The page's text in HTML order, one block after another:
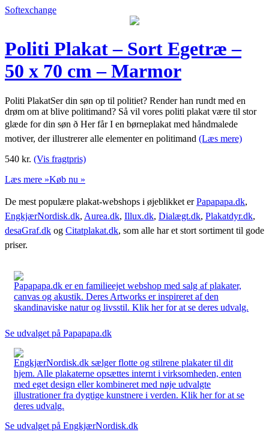
Softexchange
Politi Plakat – Sort Egetræ –
50 x 70 cm – Marmor
Politi PlakatSer din søn op til politiet? Render han rundt med en
drøm om at blive politimand? Så vil vores politi plakat være til stor
glæde for din søn ð Her får I en børneplakat med håndmalede
motiver, der illustrerer alle elementer en politimand (Læs mere)
540 kr. (Vis fragtpris)
Læs mere »Køb nu »
De mest populære plakat-webshops i øjeblikket erPapapapa.dk,
EngkjærNordisk.dk, Aurea.dk, Illux.dk, Dialægt.dk, Plakatdyr.dk,
desaGraf.dk og Citatplakat.dk, som alle har et stort sortiment til gode
priser.
Papapapa.dk er en familieejet webshop med salg af plakater,
canvas og akustik. Deres Artworks er inspireret af den
skandinaviske natur og livsstil. Klik her for at se deres udvalg.
Se udvalget på Papapapa.dk
EngkjærNordisk.dk sælger flotte og stilrene plakater til dit
hjem. Alle plakaterne opsættes internt i virksomheden, enten
med eget design eller kombineret med nøje udvalgte
illustrationer fra dygtige kunstnere i verden. Klik her for at se
deres udvalg.
Se udvalget på EngkjærNordisk.dk